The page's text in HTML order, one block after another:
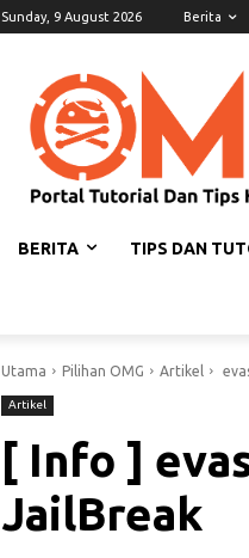
Sunday, 9 August 2026 Berita
BERITA TIPS DAN
Utama Pilihan OMG Artikel
Artikel
[ Info ]
JailBreak